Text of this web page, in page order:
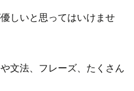
しいと思ってはいけませ
文法、フレーズ、たくさん